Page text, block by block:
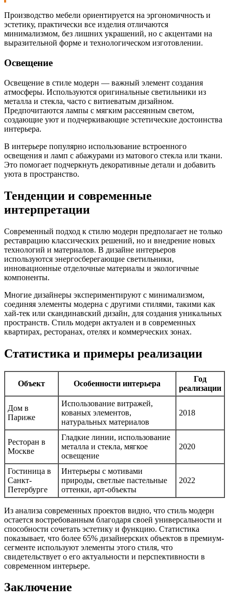
Производство мебели ориентируется на эргономичность и
эстетику, практически все изделия отличаются
минимализмом, без лишних украшений, но с акцентами на
выразительной форме и технологическом изготовлении.
Освещение
Освещение в стиле модерн — важный элемент создания
атмосферы. Используются оригинальные светильники из
металла и стекла, часто с витиеватым дизайном.
Предпочитаются лампы с мягким рассеянным светом,
создающие уют и подчеркивающие эстетические достоинства
интерьера.
В интерьере популярно использование встроенного
освещения и ламп с абажурами из матового стекла или ткани.
Это помогает подчеркнуть декоративные детали и добавить
уюта в пространство.
Тенденции и современные
интерпретации
Современный подход к стилю модерн предполагает не только
реставрацию классических решений, но и внедрение новых
технологий и материалов. В дизайне интерьеров
используются энергосберегающие светильники,
инновационные отделочные материалы и экологичные
компоненты.
Многие дизайнеры экспериментируют с минимализмом,
соединяя элементы модерна с другими стилями, такими как
хай-тек или скандинавский дизайн, для создания уникальных
пространств. Стиль модерн актуален и в современных
квартирах, ресторанах, отелях и коммерческих зонах.
Статистика и примеры реализации
Объект Особенности интерьера
Год
реализации
Дом в
Париже
Использование витражей,
кованых элементов,
натуральных материалов
2018
Ресторан в
Москве
Гладкие линии, использование
металла и стекла, мягкое
освещение
2020
Гостиница в
Санкт-
Петербурге
Интерьеры с мотивами
природы, светлые пастельные
оттенки, арт-объекты
2022
Из анализа современных проектов видно, что стиль модерн
остается востребованным благодаря своей универсальности и
способности сочетать эстетику и функцию. Статистика
показывает, что более 65% дизайнерских объектов в премиум-
сегменте используют элементы этого стиля, что
свидетельствует о его актуальности и перспективности в
современном интерьере.
Заключение